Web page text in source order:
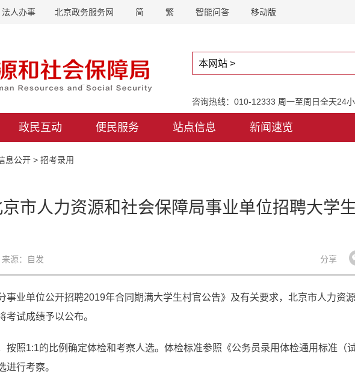
法人办事 北京政务服务网 简 繁 智能问答 移动版
咨询热线：010-12333 周一至周日全天24
政民互动 便民服务 站点信息 新闻速览
息公开 > 招考录用
市人力资源和社会保障局事业单位招聘大学
源：自发 分享
事业单位公开招聘2019年合同期满大学生村官公告》及有关要求，北京市人力资
考试成绩予以公布。
按照1:1的比例确定体检和考察人选。体检标准参照《公务员录用体检通用标准（
进行考察。